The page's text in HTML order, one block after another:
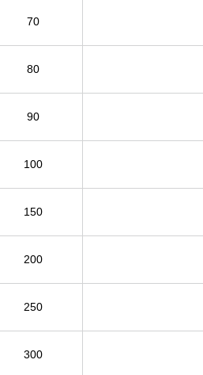
70
80
90
100
150
200
250
300